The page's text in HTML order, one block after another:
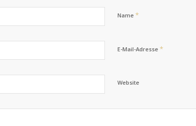
Name *
E-Mail-Adresse *
Website